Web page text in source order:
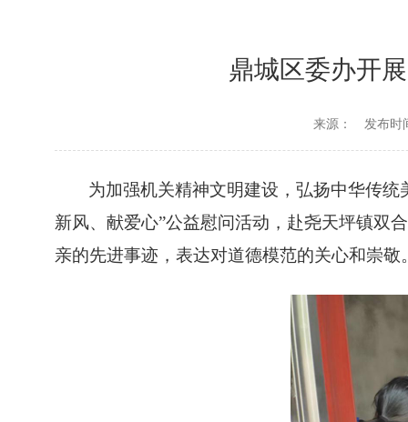
鼎城区委办开
来源： 发布时
为加强机关精神文明建设，弘扬中华传
新风、献爱心”公益慰问活动，赴尧天坪镇双
亲的先进事迹，表达对道德模范的关心和崇敬